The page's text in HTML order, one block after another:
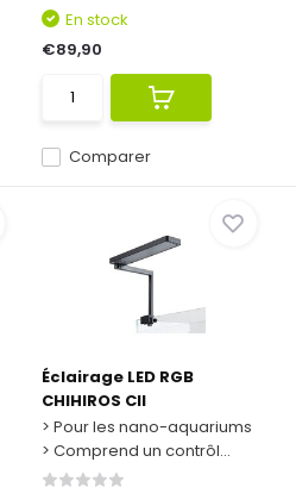
Comparer
En stock
€89,90
Éclairage LED RGB
CHIHIROS CII
> Pour les nano-aquariums
> Comprend un contrôl...